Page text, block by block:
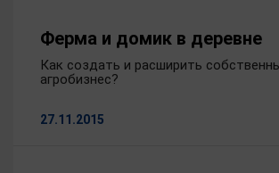
Ферма и домик в деревне
Как создать и расширить
агробизнес?
27.11.2015